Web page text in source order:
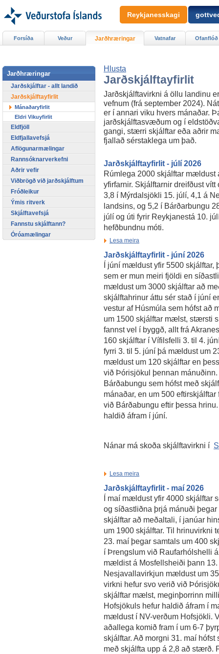
Hlusta
Jarðskjálftayfirlit
Jarðskjálftavirkni á öllu landinu
vefnum (frá september 2024).
er í annari viku hvers mánaðar.
jarðskjálftasvæðum og í
gangi, stærri skjálftar eða aðrir
fjallað sérstaklega um það.
Jarðskjálftayfirlit - júlí 2026
Rúmlega 2000 skjálftar mældust
yfirfarnir. Skjálftarnir dreifðust
3,8 í Mýrdalsjökli 15. júlí, 4,1 á
landsins, og 5,2 í Bárðarbungu
júlí og úti fyrir Reykjanestá 10.
hefðbundnu móti.
Lesa meira
Jarðskjálftayfirlit - júní 2026
Í júní mældust yfir 5500 skjálftar,
sem er mun meiri fjöldi en
mældust um 3000 skjálftar að
skjálftahrinur áttu sér stað í júní
vestur af Húsmúla sem hófst að
um 1500 skjálftar mælst, stærsti
fannst vel í byggð, allt frá
160 skjálftar í Vífilsfelli 3. til 4.
fyrri 3. til 5. júní þá mældust um
mældust um 120 skjálftar en
við Þórisjökul þennan
Bárðabungu sem hófst með
mánaðar, en um 500
við Bárðabungu eftir þessa
haldið áfram í júní.
Nánar má skoða skjálftavirkni í
Lesa meira
Jarðskjálftayfirlit - maí 2026
Í maí mældust yfir 4000 skjálftar
og síðastliðna þrjá mánuði
skjálftar að meðaltali, í janúar
um 1900 skjálftar. Til hrinuvirkni
23. maí þegar samtals um 400
í Þrengslum við Raufarhólshelli
mældist á Mosfellsheiði þann
Nesjavallavirkjun mældust um
virkni hefur svo verið við
skjálftar mælst, meginþorrinn
Hofsjökuls hefur haldið áfram í
mældust í NV-verðum Hofsjökli.
aðallega komið fram í um 6-7
skjálftar. Að morgni 31. maí
með skjálfta upp á 2,8 að stærð.
Forsíða Veður Jarðhræringar Vatnafar Ofanflóð
Jarðhræringar
Jarðskjálftar - allt landið
Jarðskjálftayfirlit
Mánaðaryfirlit
Eldri Vikuyfirlit
Eldfjöll
Eldfjallavefsjá
Aflögunarmælingar
Rannsóknarverkefni
Aðrir vefir
Viðbrögð við jarðskjálftum
Fróðleikur
Ýmis ritverk
Skjálftavefsjá
Fannstu skjálftann?
Óróamælingar
Reykjanesskagi